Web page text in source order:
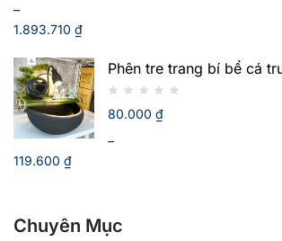
–
1.893.710 ₫
Khoảng
giá:
từ
1.090.000 ₫
đến
1.893.710 ₫
Phên tre trang bí bể cá
80.000 ₫
–
119.600 ₫
từ
Chuyên Mục